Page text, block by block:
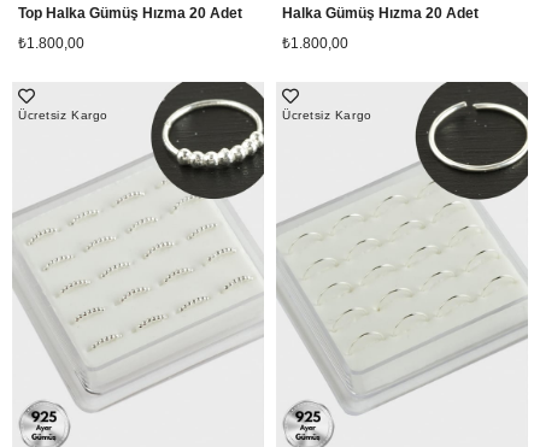
Top Halka Gümüş Hızma 20 Adet
₺1.800,00
Halka Gümüş Hızma 20 Adet
₺1.800,00
Ücretsiz Kargo Ücretsiz Kargo